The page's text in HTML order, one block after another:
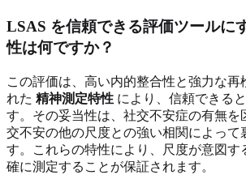
LSAS を信頼できる評価ツールに
性は何ですか？
この評価は、高い内的整合性と強力な再
れた 精神測定特性 により、信頼できる
す。その妥当性は、社交不安症の有無を
交不安の他の尺度との強い相関によって
す。これらの特性により、尺度が意図す
確に測定することが保証されます。